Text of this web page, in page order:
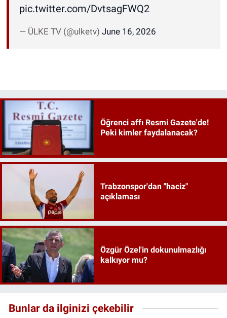
pic.twitter.com/DvtsagFWQ2
— ÜLKE TV (@ulketv) June 16, 2026
Öğrenci affı Resmi Gazete'de!
Peki kimler faydalanacak?
Trabzonspor'dan "haciz"
açıklaması
Özgür Özel'in dokunulmazlığı
kalkıyor mu?
Bunlar da ilginizi çekebilir